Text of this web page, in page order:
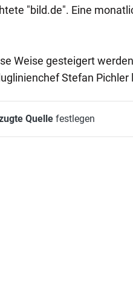
"bild.de". Eine
Weise gesteigert
Stefan Pichler
Quellefestlegen